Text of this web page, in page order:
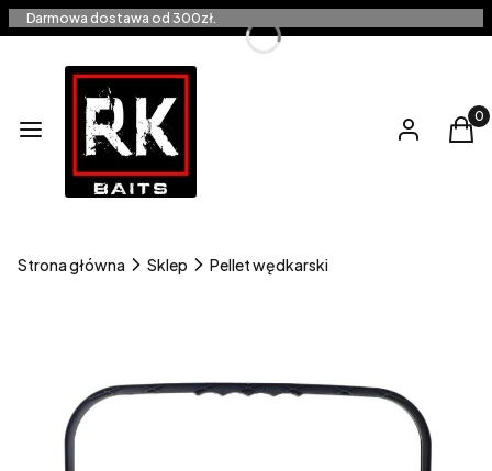
Darmowa dostawa od 300zł.
Menu Zaloguj się
Strona główna Sklep Pellet wędkarski